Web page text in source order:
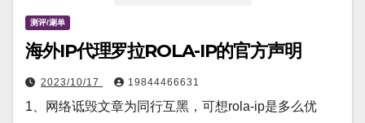
测评/涮单
海外IP代理罗拉ROLA-IP的官方声明
2023/10/17 19844466631
1、网络诋毁文章为同行互黑，可想rola-ip是多么优